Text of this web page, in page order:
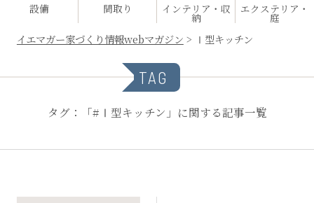
設備 間取り インテリア・収
納
エクステリア・
庭
イエマガー家づくり情報webマガジン > Ⅰ型キッチン
TAG
タグ：「#Ⅰ型キッチン」に関する記事一覧